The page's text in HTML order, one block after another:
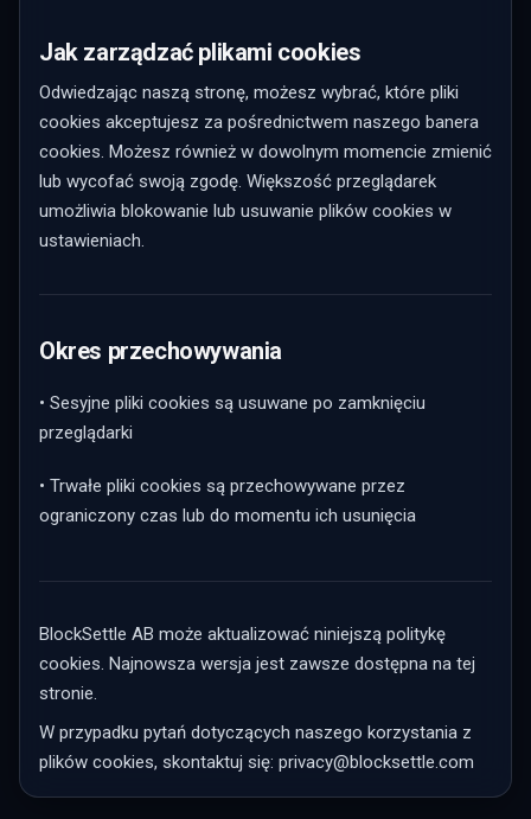
Jak zarządzać plikami cookies
Odwiedzając naszą stronę, możesz wybrać, które pliki
cookies akceptujesz za pośrednictwem naszego banera
cookies. Możesz również w dowolnym momencie zmienić
lub wycofać swoją zgodę. Większość przeglądarek
umożliwia blokowanie lub usuwanie plików cookies w
ustawieniach.
Okres przechowywania
• Sesyjne pliki cookies są usuwane po zamknięciu
przeglądarki
• Trwałe pliki cookies są przechowywane przez
ograniczony czas lub do momentu ich usunięcia
BlockSettle AB może aktualizować niniejszą politykę
cookies. Najnowsza wersja jest zawsze dostępna na tej
stronie.
W przypadku pytań dotyczących naszego korzystania z
plików cookies, skontaktuj się: privacy@blocksettle.com